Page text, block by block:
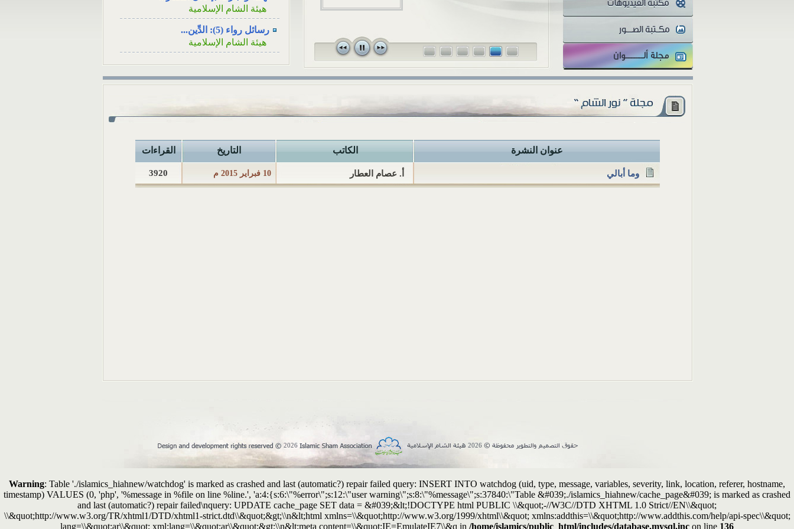
والمثقفون تتفاوت أنظارهم...
هيئة الشام الإسلامية
رسائل رواء (5): الدِّين...
هيئة الشام الإسلامية
هيئة الشام الإسلامية
هيئة الشام الإسلامية
رسائل رواء (1): وأصلحوا ذات...
هيئة الشام الإسلامية
عنوان النشرة الكاتب التاريخ القراءات
وما أبالي أ. عصام العطار 10 فبراير 2015 م 3920
2026
2026
Warning: Table './islamics_hiahnew/watchdog' is marked as crashed and last (automatic?) repair failed query: INSERT INTO watchdog (uid, type, message, variables, severity, link, location, referer, hostname,
timestamp) VALUES (0, 'php', '%message in %file on line %line.', 'a:4:{s:6:\"%error\";s:12:\"user warning\";s:8:\"%message\";s:37840:\"Table &#039;./islamics_hiahnew/cache_page&#039; is marked as crashed
and last (automatic?) repair failed\nquery: UPDATE cache_page SET data = &#039;&lt;!DOCTYPE html PUBLIC \\&quot;-//W3C//DTD XHTML 1.0 Strict//EN\\&quot;
\\&quot;http://www.w3.org/TR/xhtml1/DTD/xhtml1-strict.dtd\\&quot;&gt;\\n&lt;html xmlns=\\&quot;http://www.w3.org/1999/xhtml\\&quot; xmlns:addthis=\\&quot;http://www.addthis.com/help/api-spec\\&quot;
lang=\\&quot;ar\\&quot; xml:lang=\\&quot;ar\\&quot;&gt;\\n&lt;meta content=\\&quot;IE=EmulateIE7\\&q in /home/islamics/public_html/includes/database.mysql.inc on line 136